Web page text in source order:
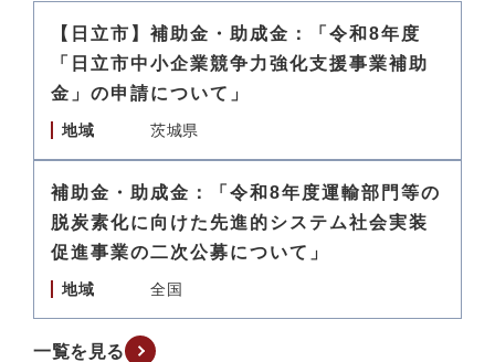
【日立市】補助金・助成金：「令和8年度
「日立市中小企業競争力強化支援事業補助
金」の申請について」
地域 茨城県
補助金・助成金：「令和8年度運輸部門等の
脱炭素化に向けた先進的システム社会実装
促進事業の二次公募について」
地域 全国
一覧を見る